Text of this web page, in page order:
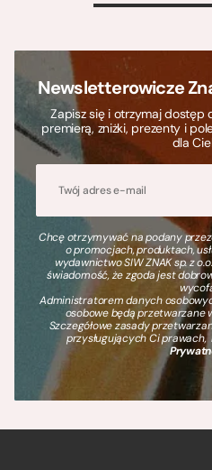
>
Newsletterowicze
Zapisz się i otrzymaj
premierą, zniżki, prezenty i
dla
Chcę otrzymywać na podany
o promocjach, produktach,
wydawnictwo SIW ZNAK sp. z
świadomość, że zgoda jest
Administratorem danych
osobowe będą przetwarzane
Szczegółowe zasady
przysługujących Ci prawach,